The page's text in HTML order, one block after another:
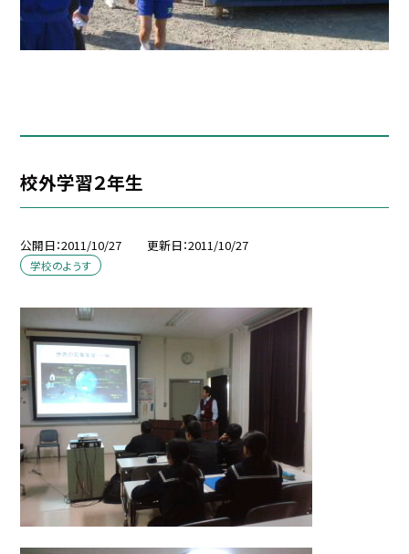
校外学習２年生
公開日 2011/10/27 更新日 2011/10/27
学校のようす